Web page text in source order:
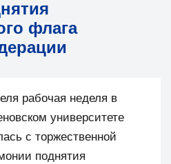
флага
рабочая неделя в
университете
с торжественной
поднятия